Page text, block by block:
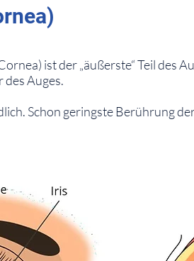
ist der „äußerste“ Teil des
des Auges.
Schon geringste Berührung